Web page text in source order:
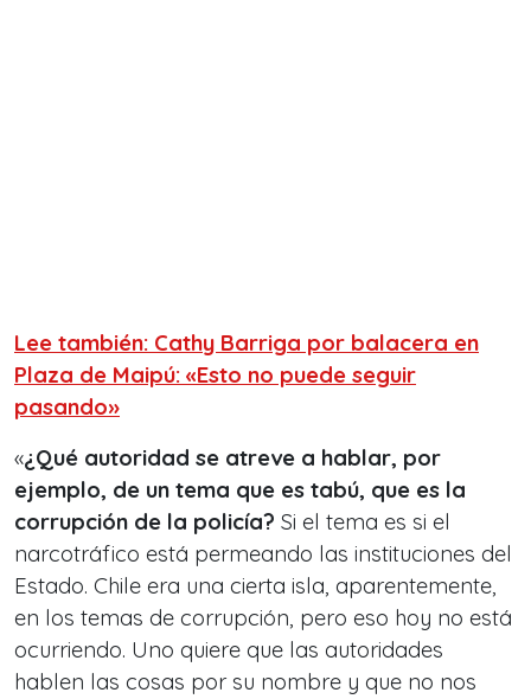
Lee también: Cathy Barriga por balacera en
Plaza de Maipú: «Esto no puede seguir
pasando»
«¿Qué autoridad se atreve a hablar, por
ejemplo, de un tema que es tabú, que es la
corrupción de la policía? Si el tema es si el
narcotráfico está permeando las instituciones del
Estado. Chile era una cierta isla, aparentemente,
en los temas de corrupción, pero eso hoy no está
ocurriendo. Uno quiere que las autoridades
hablen las cosas por su nombre y que no nos